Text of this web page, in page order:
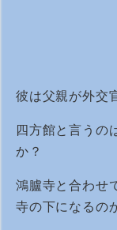
彼は父親が外交
四方館と言うの
か？
鴻臚寺と合わせ
寺の下になるの